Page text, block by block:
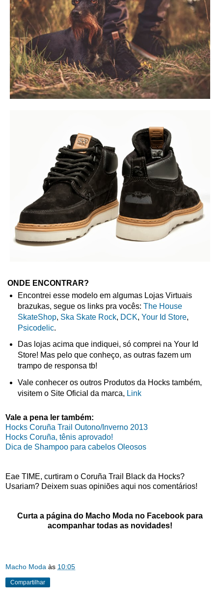
ONDE ENCONTRAR?
Encontrei esse modelo em algumas Lojas Virtuais
brazukas, segue os links pra vocês: The House
SkateShop, Ska Skate Rock, DCK, Your Id Store,
Psicodelic.
Das lojas acima que indiquei, só comprei na Your Id
Store! Mas pelo que conheço, as outras fazem um
trampo de responsa tb!
Vale conhecer os outros Produtos da Hocks também,
visitem o Site Oficial da marca, Link
Vale a pena ler também:
Hocks Coruña Trail Outono/Inverno 2013
Hocks Coruña, tênis aprovado!
Dica de Shampoo para cabelos Oleosos
Eae TIME, curtiram o Coruña Trail Black da Hocks?
Usariam? Deixem suas opiniões aqui nos comentários!
Curta a página do Macho Moda no Facebook para
acompanhar todas as novidades!
Macho Moda às 10:05
Compartilhar